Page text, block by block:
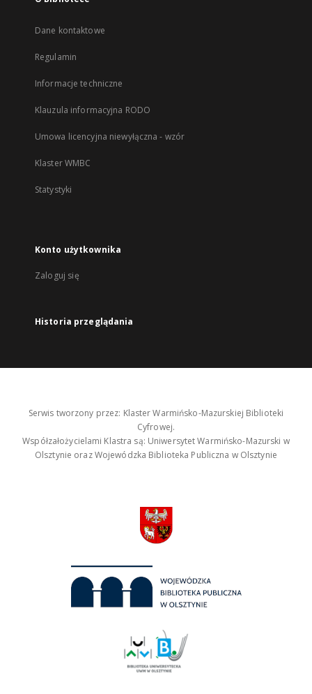
Dane kontaktowe
Regulamin
Informacje techniczne
Klauzula informacyjna RODO
Umowa licencyjna niewyłączna - wzór
Klaster WMBC
Statystyki
Konto użytkownika
Zaloguj się
Historia przeglądania
Serwis tworzony przez: Klaster Warmińsko-Mazurskiej Biblioteki
Cyfrowej.
Współzałożycielami Klastra są: Uniwersytet Warmińsko-Mazurski w
Olsztynie oraz Wojewódzka Biblioteka Publiczna w Olsztynie